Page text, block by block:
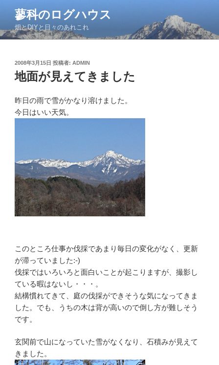
テ
ン
蓼科のログハウス
畑とDIYと日々のあれこれ
投
稿
日:
2008年3月15日 投稿者: ADMIN
地面が見えてきました
昨日の雨で雪がかなり溶けました。
今日はいい天気。
このところ仕事か伐採であまり毎日の変化がなく、更新
が滞っていました:-)
伐採ではいろいろと面白いことが起こりますが、撮影し
ている暇はないし・・・。
結構慣れてきて、庭の伐採ができそうな気になってきま
した。でも、うちの木は背が高いので倒し方が難しそう
です。
玄関前で山になっていた雪がなくなり、石積みが見えて
きました。